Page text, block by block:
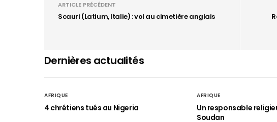
ARTICLE PRÉCÉDENT
Scauri (Latium, Italie) : vol au cimetière anglais
Dernières actualités
AFRIQUE
4 chrétiens tués au Nigeria
AFRIQUE
Un responsable
Soudan